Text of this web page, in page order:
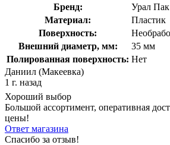
Бренд:
Урал Пак
Материал:
Пластик
Поверхность:
Внешний диаметр, мм:
35 мм
Полированная поверхность: Нет
Даниил (Макеевка)
1 г. назад
Хороший выбор
Большой ассортимент, оперативная
цены!
Ответ магазина
Спасибо за отзыв!